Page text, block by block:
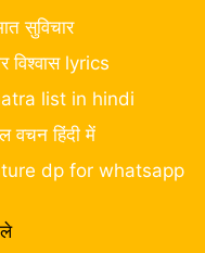
सुविचार
विश्वास lyrics
list in hindi
वचन हिंदी में
dp for whatsapp